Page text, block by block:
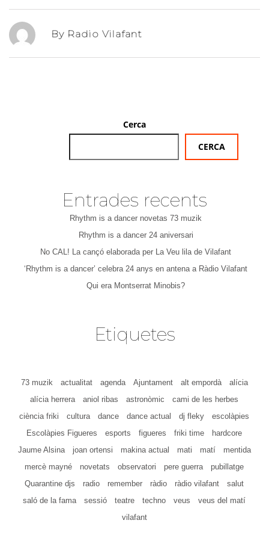
By Radio Vilafant
Cerca
CERCA
Entrades recents
Rhythm is a dancer novetas 73 muzik
Rhythm is a dancer 24 aniversari
No CAL! La cançó elaborada per La Veu lila de Vilafant
‘Rhythm is a dancer’ celebra 24 anys en antena a Ràdio Vilafant
Qui era Montserrat Minobis?
Etiquetes
73 muzik actualitat agenda Ajuntament alt empordà
alícia
alícia herrera
aniol ribas astronòmic
cami de les herbes
ciència friki
cultura dance dance actual dj fleky
escolàpies
Escolàpies Figueres
esports figueres friki time
hardcore
Jaume Alsina
joan ortensi makina actual mati matí
mentida
mercè mayné
novetats observatori pere guerra
pubillatge
Quarantine djs
radio remember ràdio ràdio vilafant
salut
saló de la fama
sessió teatre techno veus
veus del matí
vilafant